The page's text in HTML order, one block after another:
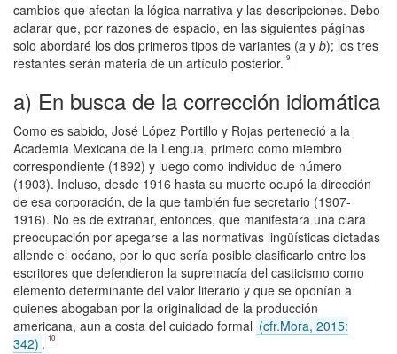
cambios que afectan la lógica narrativa y las descripciones. Debo
aclarar que, por razones de espacio, en las siguientes páginas
solo abordaré los dos primeros tipos de variantes (a y b); los tres
restantes serán materia de un artículo posterior. 9
a) En busca de la corrección idiomática
Como es sabido, José López Portillo y Rojas perteneció a la
Academia Mexicana de la Lengua, primero como miembro
correspondiente (1892) y luego como individuo de número
(1903). Incluso, desde 1916 hasta su muerte ocupó la dirección
de esa corporación, de la que también fue secretario (1907-
1916). No es de extrañar, entonces, que manifestara una clara
preocupación por apegarse a las normativas lingüísticas dictadas
allende el océano, por lo que sería posible clasificarlo entre los
escritores que defendieron la supremacía del casticismo como
elemento determinante del valor literario y que se oponían a
quienes abogaban por la originalidad de la producción
americana, aun a costa del cuidado formal (cfr.Mora, 2015:
342) . 10